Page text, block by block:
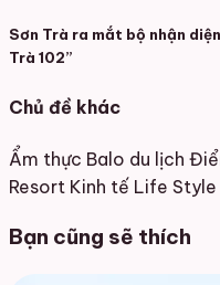
Sơn Trà ra mắt bộ nhận
Trà 102”
Chủ đề khác
Ẩm thực Balo du lịch
Resort Kinh tế Life Style
Bạn cũng sẽ thích